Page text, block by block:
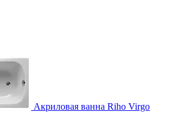
Акриловая ванна Riho Virgo